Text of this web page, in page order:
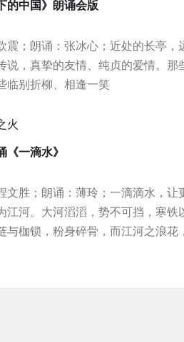
的中国》朗诵会版
震；朗诵：张冰心；近处的长亭，
说，真挚的友情、纯贞的爱情。那
临别折柳、相逢一笑
《一滴水》
文胜；朗诵：薄玲；一滴滴水，让
江河。大河滔滔，势不可挡，寒铁
与枷锁，粉身碎骨，而江河之浪花